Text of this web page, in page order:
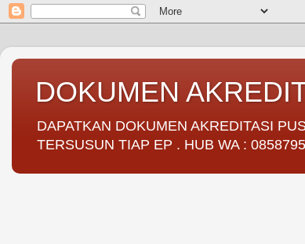
DOKUMEN
DAPATKAN DOKUMEN AKREDITASI
TERSUSUN TIAP EP . HUB WA :